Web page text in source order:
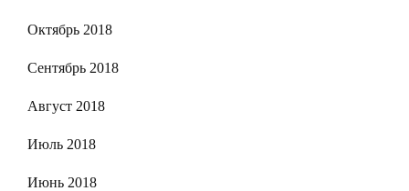
Октябрь 2018
Сентябрь 2018
Август 2018
Июль 2018
Июнь 2018